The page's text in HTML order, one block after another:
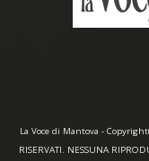
La Voce di Mantova -
RISERVATI. NESSUNA